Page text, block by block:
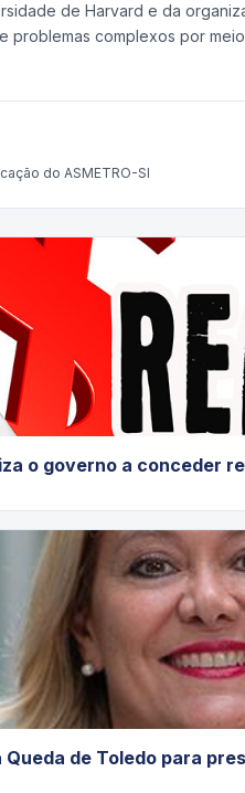
de Harvard e da
problemas complexos por
do ASMETRO-SI
o governo a conceder
de Toledo para